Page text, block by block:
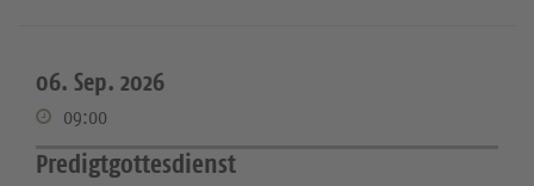
06. Sep. 2026
09:00
Predigtgottesdienst